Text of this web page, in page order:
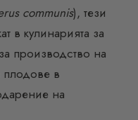
communis), тези
в кулинарията за
производство на
плодове в
на